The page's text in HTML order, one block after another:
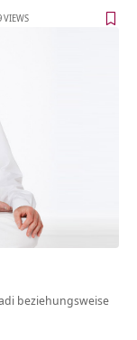
VIEWS
beziehungsweise